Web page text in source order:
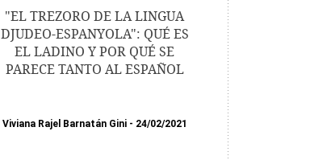
"EL TREZORO DE LA LINGUA
DJUDEO-ESPANYOLA": QUÉ ES
EL LADINO Y POR QUÉ SE
PARECE TANTO AL ESPAÑOL
Viviana Rajel Barnatán Gini 24/02/2021